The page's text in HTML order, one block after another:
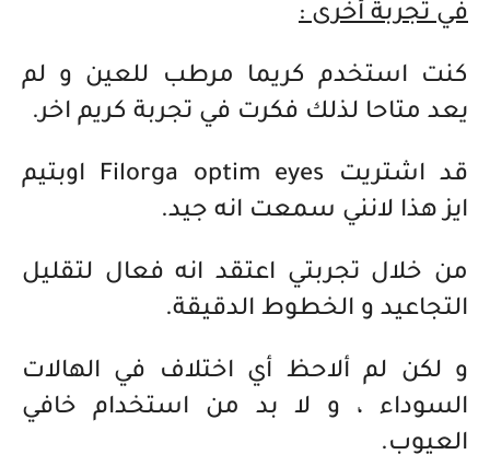
في تجربة أخرى :
كنت استخدم كريما مرطب للعين و لم
يعد متاحا لذلك فكرت في تجربة كريم اخر.
قد اشتريت Filorga optim eyes اوبتيم
ايز هذا لانني سمعت انه جيد.
من خلال تجربتي اعتقد انه فعال لتقليل
التجاعيد و الخطوط الدقيقة.
و لكن لم ألاحظ أي اختلاف في الهالات
السوداء ، و لا بد من استخدام خافي
العيوب.